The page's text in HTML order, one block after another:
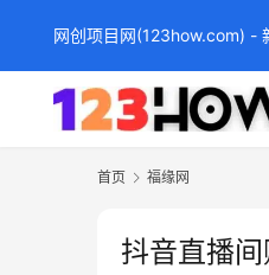
首页 福缘网
抖音直播
网创项目网(123how.com) -